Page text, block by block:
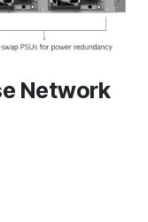
Network